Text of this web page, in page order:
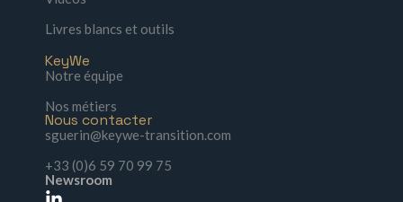
Livres blancs et outils
KeyWe
Notre équipe
Nos métiers
Nous contacter
sguerin@keywe-transition.com
+33 (0)6 59 70 99 75
Newsroom